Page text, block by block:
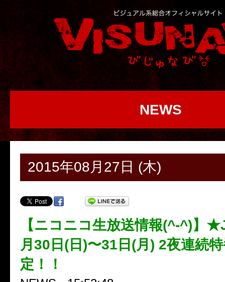
NEWS
2015年08月27日 (木)
【ニコニコ生放送情報(^-^)】
月30日(日)〜31日(月) 2夜連続
定！！